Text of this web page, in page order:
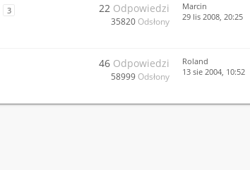
3 22 Odpowiedzi
35820 Odsłony
Marcin
29 lis 2008, 20:25
46 Odpowiedzi
58999 Odsłony
Roland
13 sie 2004, 10:52